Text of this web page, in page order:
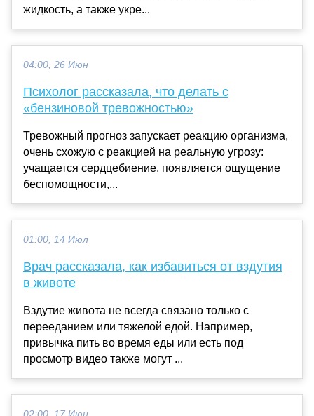
жидкость, а также укре...
04:00, 26 Июн
Психолог рассказала, что делать с
«бензиновой тревожностью»
Тревожный прогноз запускает реакцию организма,
очень схожую с реакцией на реальную угрозу:
учащается сердцебиение, появляется ощущение
беспомощности,...
01:00, 14 Июл
Врач рассказала, как избавиться от вздутия
в животе
Вздутие живота не всегда связано только с
перееданием или тяжелой едой. Например,
привычка пить во время еды или есть под
просмотр видео также могут ...